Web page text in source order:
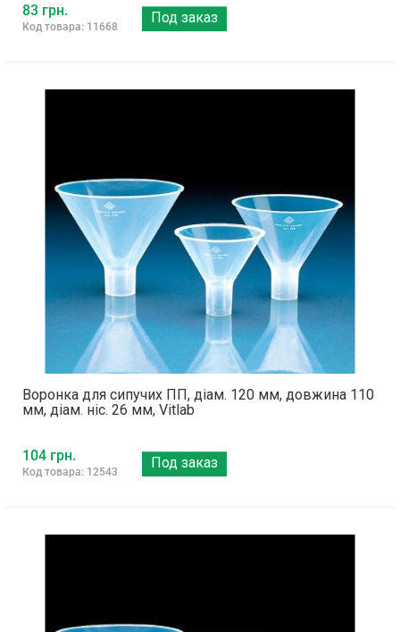
83 грн.
Код товара: 11668
Под заказ
Воронка для сипучих ПП, діам. 120 мм, довжина 110
мм, діам. ніс. 26 мм, Vitlab
104 грн.
Код товара: 12543
Под заказ